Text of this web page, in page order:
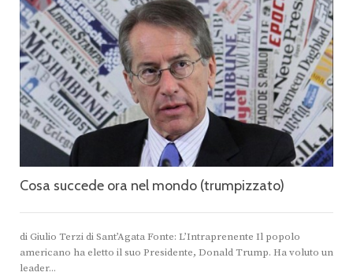
Cosa succede ora nel mondo (trumpizzato)
di Giulio Terzi di Sant’Agata Fonte: L’Intraprenente Il popolo
americano ha eletto il suo Presidente, Donald Trump. Ha voluto un
leader...